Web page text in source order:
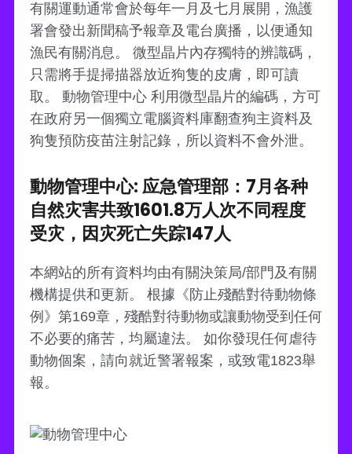
有關運動通常會於每年一月及七月展開，漁護
署會發出新聞稿予報章及電台廣播，以便通知
漁民有關消息。 微型晶片內存獨特的辨識碼，
只需將手提掃描器放近狗隻的皮膚，即可讀
取。 動物管理中心 利用微型晶片的編碼，方可
在政府另一個獨立電腦資料庫翻查狗主資料及
狗隻預防疫苗注射記錄，所以資料不會外泄。
動物管理中心: 应急管理部：7月各种
自然灾害共致1601.8万人次不同程度
受灾，因灾死亡失踪147人
本網站的所有資料均由有關決策局/部門及有關
機構提供和更新。 根據《防止殘酷對待動物條
例》第169章，殘酷對待動物或讓動物受到任何
不必要的痛苦，均屬違法。 如你發現任何虐待
動物個案，請向就近警署報案，或致電1823舉
報。